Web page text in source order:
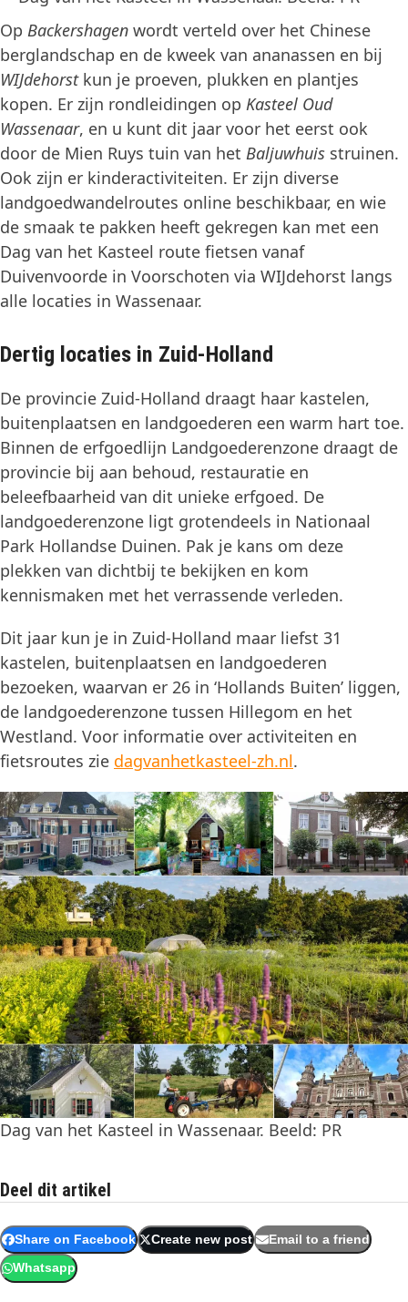
Op Backershagen wordt verteld over het Chinese
berglandschap en de kweek van ananassen en bij
WIJdehorst kun je proeven, plukken en plantjes
kopen. Er zijn rondleidingen op Kasteel Oud
Wassenaar, en u kunt dit jaar voor het eerst ook
door de Mien Ruys tuin van het Baljuwhuis struinen.
Ook zijn er kinderactiviteiten. Er zijn diverse
landgoedwandelroutes online beschikbaar, en wie
de smaak te pakken heeft gekregen kan met een
Dag van het Kasteel route fietsen vanaf
Duivenvoorde in Voorschoten via WIJdehorst langs
alle locaties in Wassenaar.
Dertig locaties in Zuid-Holland
De provincie Zuid-Holland draagt haar kastelen,
buitenplaatsen en landgoederen een warm hart toe.
Binnen de erfgoedlijn Landgoederenzone draagt de
provincie bij aan behoud, restauratie en
beleefbaarheid van dit unieke erfgoed. De
landgoederenzone ligt grotendeels in Nationaal
Park Hollandse Duinen. Pak je kans om deze
plekken van dichtbij te bekijken en kom
kennismaken met het verrassende verleden.
Dit jaar kun je in Zuid-Holland maar liefst 31
kastelen, buitenplaatsen en landgoederen
bezoeken, waarvan er 26 in ‘Hollands Buiten’ liggen,
de landgoederenzone tussen Hillegom en het
Westland. Voor informatie over activiteiten en
fietsroutes zie dagvanhetkasteel-zh.nl.
Dag van het Kasteel in Wassenaar. Beeld: PR
Deel dit artikel
Share on Facebook Create new post Email to a friend
Whatsapp